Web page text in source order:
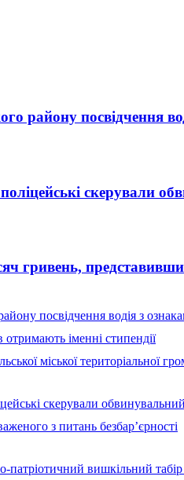
району посвідчення
скерували
гривень,
посвідчення водія з
іменні стипендії
міської територіальної
скерували
з питань безбар’єрності
патріотичний вишкільний